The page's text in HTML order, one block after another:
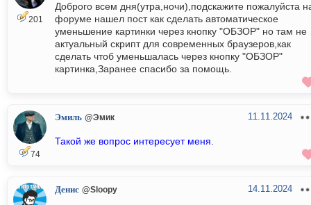
201
Доброго всем дня(утра,ночи),подскажите пожалуйста
форуме нашел пост как сделать автоматическое
уменьшение картинки через кнопку "ОБЗОР" но там не
актуальный скрипт для современных браузеров,как
сделать чтоб уменьшалась через кнопку "ОБЗОР"
картинка,Заранее спасибо за помощь.
74
Эмиль @Эмик 11.11.2024
Такой же вопрос интересует меня.
Денис @Sloopy 14.11.2024